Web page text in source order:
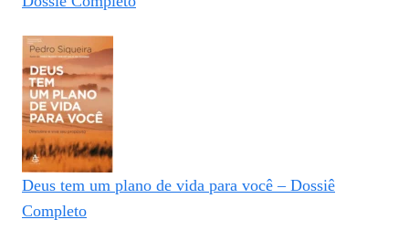
Deus tem um plano de vida para você – Dossiê
Completo